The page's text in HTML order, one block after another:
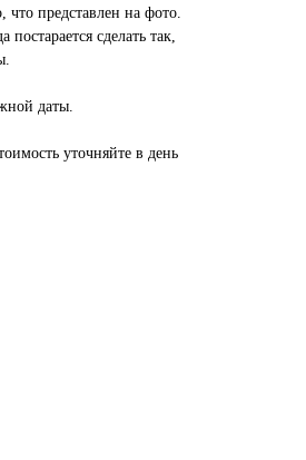
что представлен на фото.
сделать так,
даты.
уточняйте в день